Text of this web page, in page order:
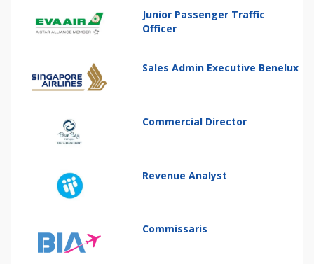
Junior Passenger Traffic
Officer
Sales Admin Executive Benelux
Commercial Director
Revenue Analyst
Commissaris